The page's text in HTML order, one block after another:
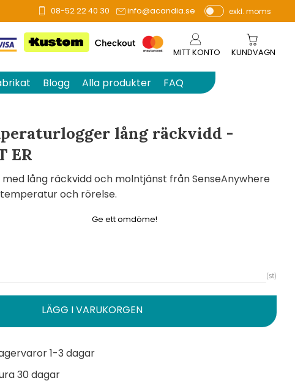
08-52 22 40 30 info@acandia.se
P
e
r
vi
s
exkl. moms
MITT KONTO KUNDVAGN
Blogg Alla produkter FAQ
lång räckvidd -
ER
lång räckvidd och molntjänst från SenseAnywhere
och rörelse.
st
1-3 dagar
30 dagar
Ge ett omdöme!
på 0 betyg.